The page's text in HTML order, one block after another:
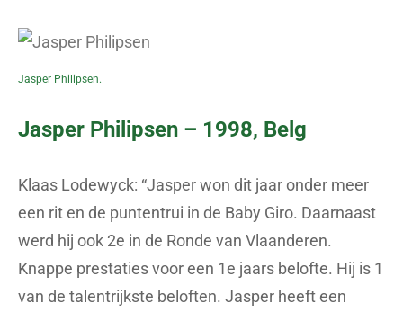
Jasper Philipsen.
Jasper Philipsen – 1998, Belg
Klaas Lodewyck: “Jasper won dit jaar onder meer
een rit en de puntentrui in de Baby Giro. Daarnaast
werd hij ook 2e in de Ronde van Vlaanderen.
Knappe prestaties voor een 1e jaars belofte. Hij is 1
van de talentrijkste beloften. Jasper heeft een